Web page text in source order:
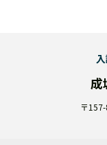
成
〒